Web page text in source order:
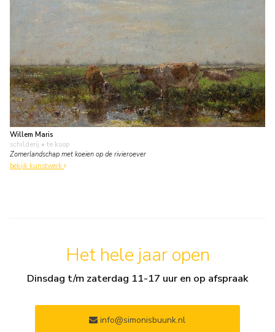
Willem Maris
schilderij • te koop
Zomerlandschap met koeien op de rivieroever
bekijk kunstwerk
Het hele jaar open
Dinsdag t/m zaterdag 11-17 uur en op afspraak
info@simonisbuunk.nl